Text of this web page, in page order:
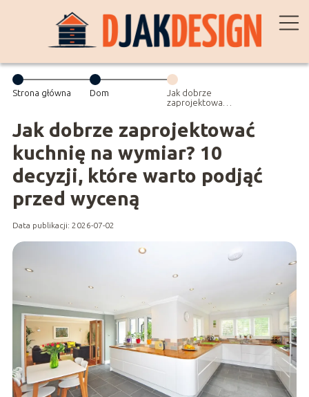
Strona główna Dom
Jak dobrze
zaprojektować
wymiar? 10
decyzji, które
warto podjąć
przed wyceną
Jak dobrze zaprojektować
kuchnię na wymiar? 10
decyzji, które warto podjąć
przed wyceną
Data publikacji: 2026-07-02